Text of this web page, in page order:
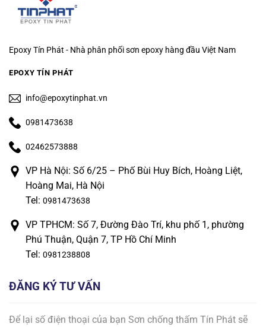
Epoxy Tín Phát - Nhà phân phối sơn epoxy hàng đầu Việt Nam
EPOXY TÍN PHÁT
info@epoxytinphat.vn
0981473638
02462573888
VP Hà Nội: Số 6/25 – Phố Bùi Huy Bích, Hoàng Liệt,
Hoàng Mai, Hà Nội
Tel: 0981473638
VP TPHCM: Số 7, Đường Đào Trí, khu phố 1, phường
Phú Thuận, Quận 7, TP Hồ Chí Minh
Tel: 0981238808
ĐĂNG KÝ TƯ VẤN
Để lại số điện thoại của bạn Sơn chống thấm Tín Phát sẽ